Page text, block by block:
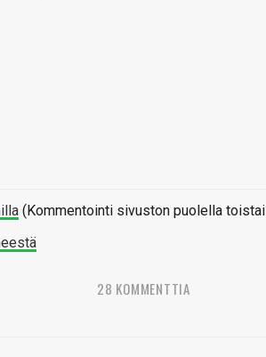
(Kommentointi sivuston puolella
28 KOMMENTTIA